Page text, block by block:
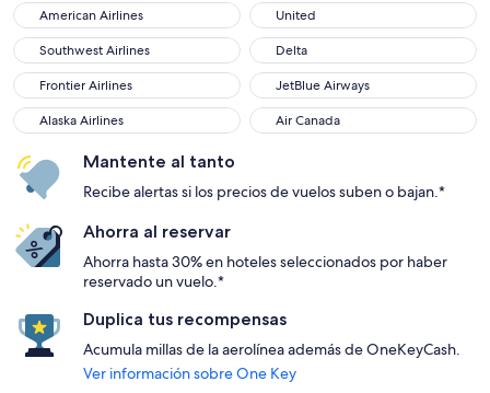
American Airlines
American Airlines United
United
Southwest Airlines
Southwest Airlines Delta
Delta
Frontier Airlines
Frontier Airlines JetBlue Airways
JetBlue Airways
Alaska Airlines
Alaska Airlines Air Canada
Air Canada
Mantente al tanto
Recibe alertas si los precios de vuelos suben o bajan.*
Ahorra al reservar
Ahorra hasta 30% en hoteles seleccionados por haber
reservado un vuelo.*
Duplica tus recompensas
Acumula millas de la aerolínea además de OneKeyCash.
Ver información sobre One Key